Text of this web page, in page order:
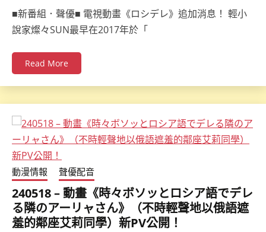
■新番組．聲優■ 電視動畫《ロシデレ》追加消息！ 輕小
說家燦々SUN最早在2017年於「
Read More
動漫情報 聲優配音
240518 – 動畫《時々ボソッとロシア語でデレ
る隣のアーリャさん》（不時輕聲地以俄語遮
羞的鄰座艾莉同學）新PV公開！